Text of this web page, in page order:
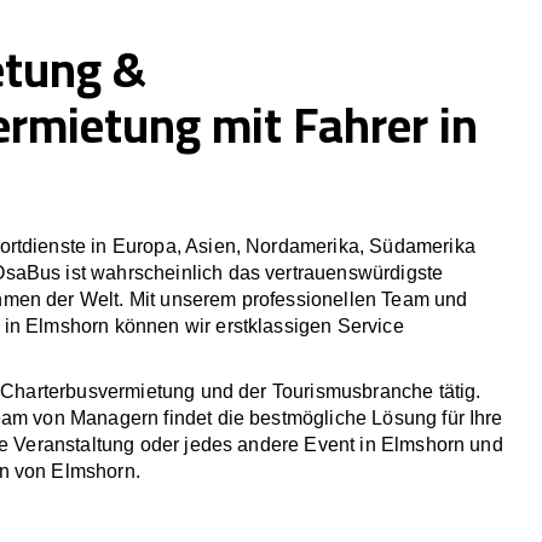
&
mit Fahrer in
in Europa, Asien, Nordamerika, Südamerika
ist wahrscheinlich das vertrauenswürdigste
der Welt. Mit unserem professionellen Team und
Elmshorn können wir erstklassigen Service
und der Tourismusbranche tätig.
von Managern findet die bestmögliche Lösung für Ihre
Veranstaltung oder jedes andere Event in Elmshorn und
von Elmshorn.